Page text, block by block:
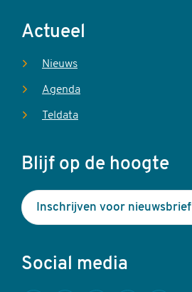
Actueel
Nieuws
Agenda
Teldata
Blijf op de hoogte
Inschrijven voor nieuwsbrief
Social media